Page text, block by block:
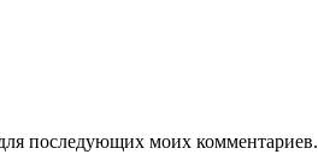
последующих моих комментариев.